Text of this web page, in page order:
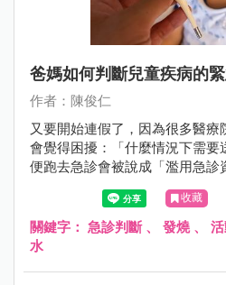
爸媽如何判斷兒童疾病的
作者：陳俊仁
又要開始連假了，因為很多醫療
會覺得困擾：「什麼情況下需要
便跑去急診會被說成「濫用急診
怕延誤小孩病情，所以就陷入兩
收藏
關鍵字： 急診判斷、 發燒、
水